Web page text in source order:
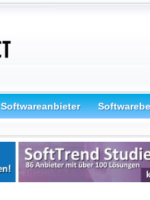
Softwareanbieter